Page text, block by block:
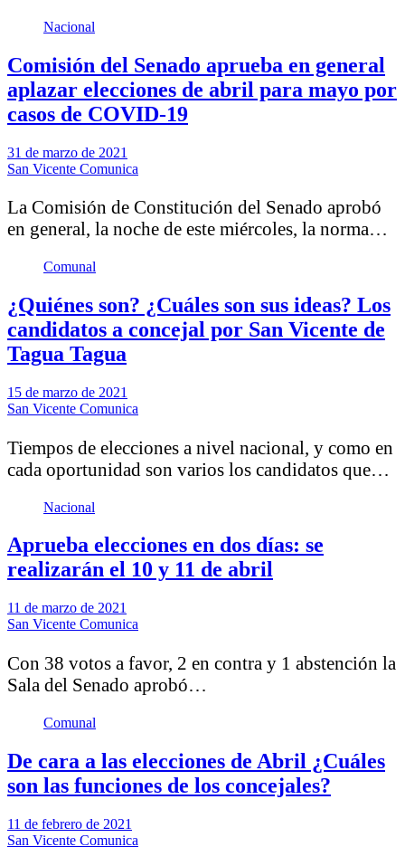
Nacional
Comisión del Senado aprueba en general
aplazar elecciones de abril para mayo por
casos de COVID-19
31 de marzo de 2021
San Vicente Comunica
La Comisión de Constitución del Senado aprobó
en general, la noche de este miércoles, la norma…
Comunal
¿Quiénes son? ¿Cuáles son sus ideas? Los
candidatos a concejal por San Vicente de
Tagua Tagua
15 de marzo de 2021
San Vicente Comunica
Tiempos de elecciones a nivel nacional, y como en
cada oportunidad son varios los candidatos que…
Nacional
Aprueba elecciones en dos días: se
realizarán el 10 y 11 de abril
11 de marzo de 2021
San Vicente Comunica
Con 38 votos a favor, 2 en contra y 1 abstención la
Sala del Senado aprobó…
Comunal
De cara a las elecciones de Abril ¿Cuáles
son las funciones de los concejales?
11 de febrero de 2021
San Vicente Comunica